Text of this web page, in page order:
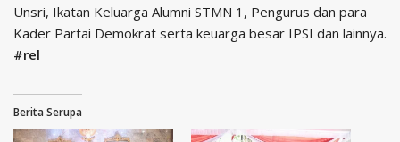
Unsri, Ikatan Keluarga Alumni STMN 1, Pengurus dan para
Kader Partai Demokrat serta keuarga besar IPSI dan lainnya.
#rel
Berita Serupa